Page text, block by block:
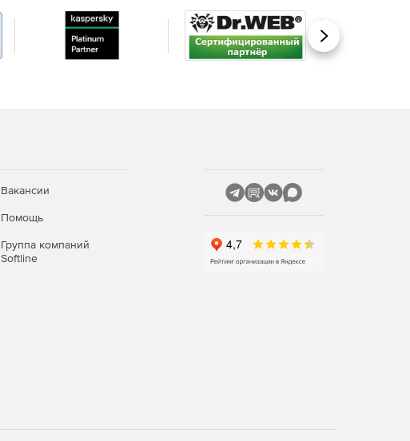
Вперед
Вакансии
Помощь
Группа компаний
Softline